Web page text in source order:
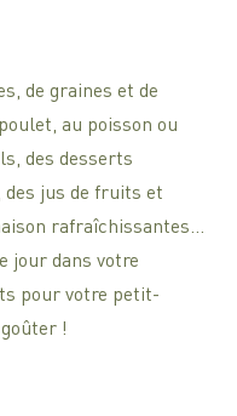
de graines et de
au poisson ou
des desserts
jus de fruits et
rafraîchissantes…
jour dans votre
pour votre petit-
!